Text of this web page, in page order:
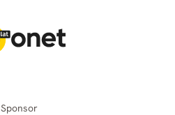
Sponsor